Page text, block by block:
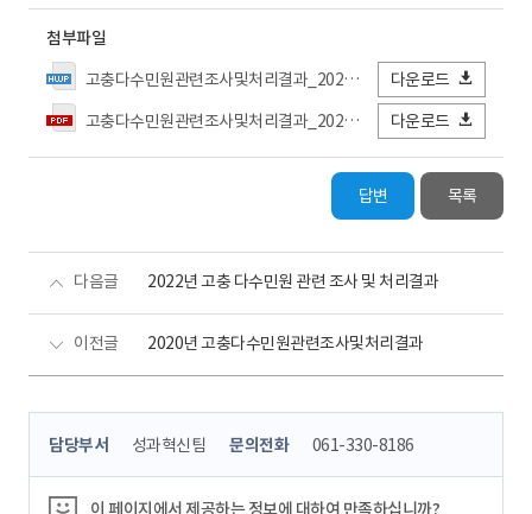
첨부파일
고충다수민원관련조사및처리결과_2021년.hwpx
다운로드
고충다수민원관련조사및처리결과_2021년.pdf
다운로드
답변 목록
다음글 2022년 고충 다수민원 관련 조사 및 처리결과
이전글 2020년 고충다수민원관련조사및처리결과
콘
츠
정
담당부서 성과혁신팀 문의전화 061-330-8186
이 페이지에서 제공하는 정보에 대하여 만족하십니까?